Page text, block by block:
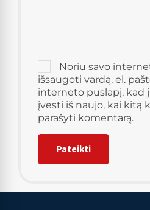
Noriu savo
išsaugoti vardą, el.
interneto puslapį, kad
įvesti iš naujo, kai kitą
parašyti komentarą.